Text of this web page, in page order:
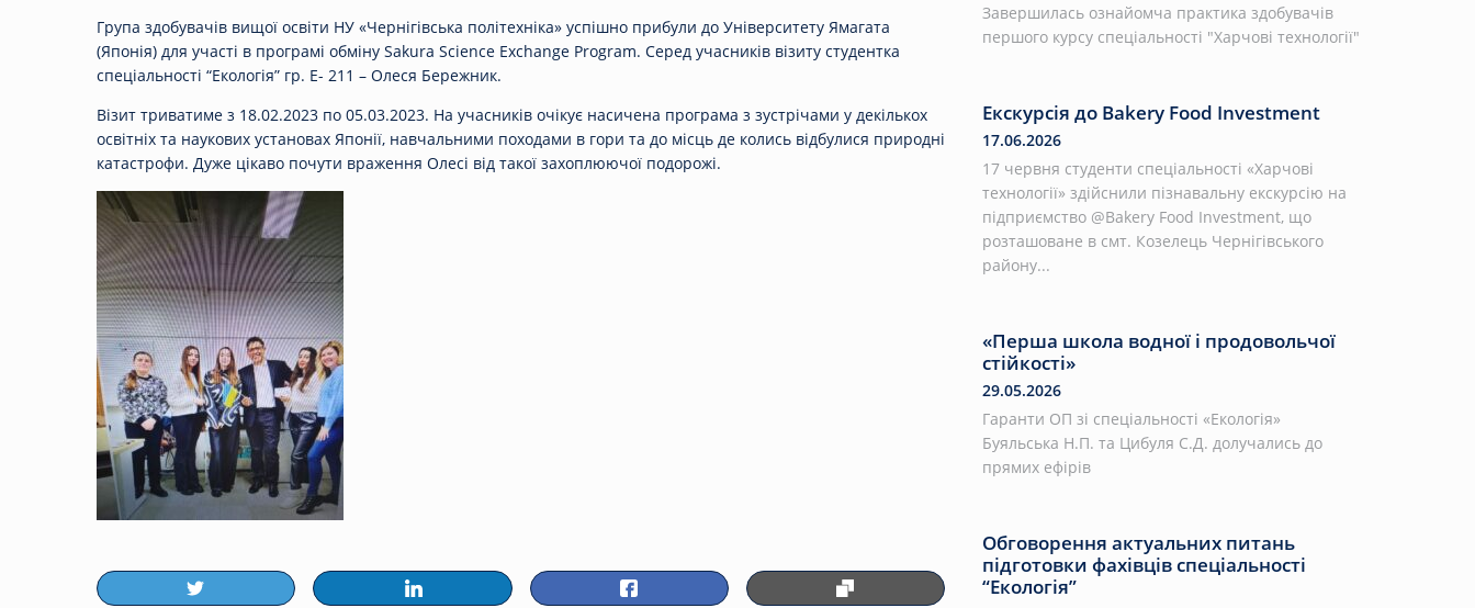
Група здобувачів вищої освіти НУ «Чернігівська політехніка» успішно прибули до Університету Ямагата
(Японія) для участі в програмі обміну Sakura Science Exchange Program. Серед учасників візиту студентка
спеціальності “Екологія” гр. Е- 211 – Олеся Бережник.
Візит триватиме з 18.02.2023 по 05.03.2023. На учасників очікує насичена програма з зустрічами у декількох
освітніх та наукових установах Японії, навчальними походами в гори та до місць де колись відбулися природні
катастрофи. Дуже цікаво почути враження Олесі від такої захоплюючої подорожі.
Завершилась ознайомча практика здобувачів
першого курсу спеціальності "Харчові технології"
Екскурсія до Bakery Food Investment
17.06.2026
17 червня студенти спеціальності «Харчові
технології» здійснили пізнавальну екскурсію на
підприємство @Bakery Food Investment, що
розташоване в смт. Козелець Чернігівського
району...
«Перша школа водної і продовольчої
стійкості»
29.05.2026
Гаранти ОП зі спеціальності «Екологія»
Буяльська Н.П. та Цибуля С.Д. долучались до
прямих ефірів
Обговорення актуальних питань
підготовки фахівців спеціальності
“Екологія”